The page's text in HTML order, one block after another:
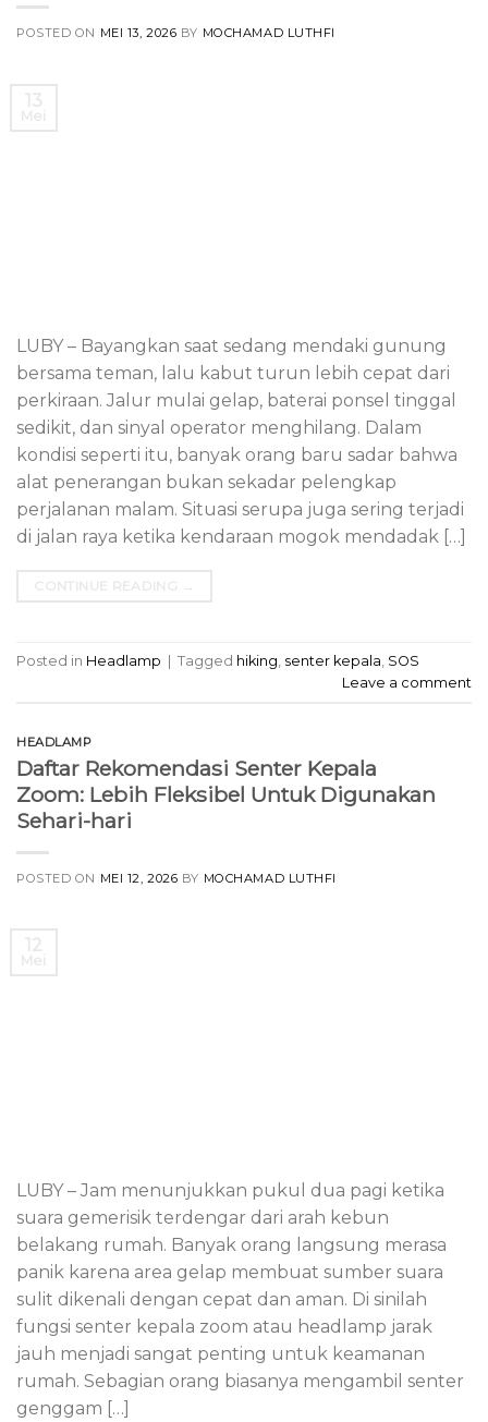
POSTED ON MEI 13, 2026 BY MOCHAMAD LUTHFI
LUBY – Bayangkan saat sedang mendaki gunung
bersama teman, lalu kabut turun lebih cepat dari
perkiraan. Jalur mulai gelap, baterai ponsel tinggal
sedikit, dan sinyal operator menghilang. Dalam
kondisi seperti itu, banyak orang baru sadar bahwa
alat penerangan bukan sekadar pelengkap
perjalanan malam. Situasi serupa juga sering terjadi
di jalan raya ketika kendaraan mogok mendadak […]
Posted in Headlamp | Tagged hiking senter kepala SOS
Leave a comment
HEADLAMP
Daftar Rekomendasi Senter Kepala
Zoom: Lebih Fleksibel Untuk Digunakan
Sehari-hari
POSTED ON MEI 12, 2026 BY MOCHAMAD LUTHFI
LUBY – Jam menunjukkan pukul dua pagi ketika
suara gemerisik terdengar dari arah kebun
belakang rumah. Banyak orang langsung merasa
panik karena area gelap membuat sumber suara
sulit dikenali dengan cepat dan aman. Di sinilah
fungsi senter kepala zoom atau headlamp jarak
jauh menjadi sangat penting untuk keamanan
rumah. Sebagian orang biasanya mengambil senter
genggam […]